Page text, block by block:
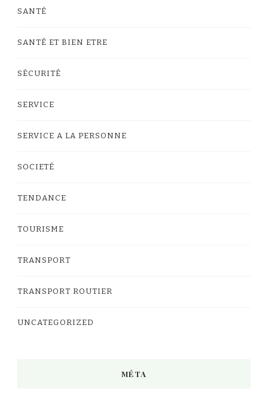
SANTÉ
SANTÉ ET BIEN ETRE
SÉCURITÉ
SERVICE
SERVICE A LA PERSONNE
SOCIETÉ
TENDANCE
TOURISME
TRANSPORT
TRANSPORT ROUTIER
UNCATEGORIZED
MÉTA